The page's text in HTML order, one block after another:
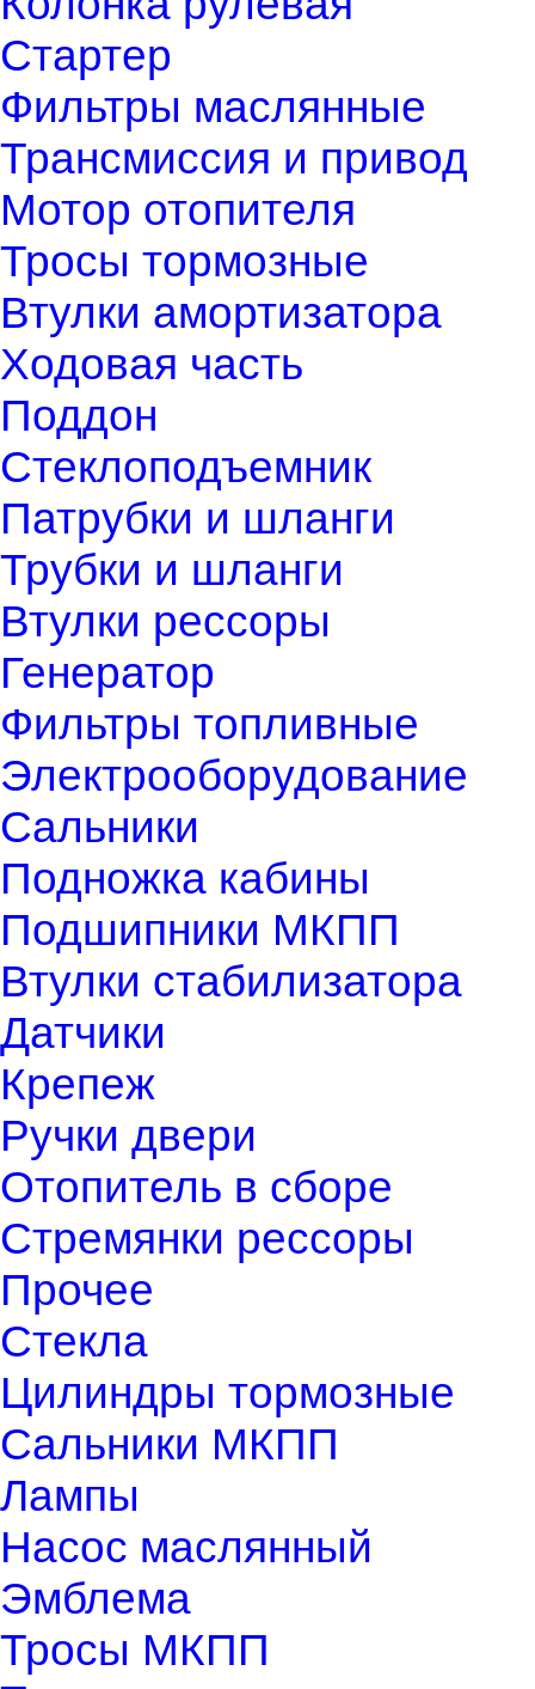
Стартер
Фильтры маслянные
Трансмиссия и привод
Мотор отопителя
Тросы тормозные
Втулки амортизатора
Ходовая часть
Поддон
Стеклоподъемник
Патрубки и шланги
Трубки и шланги
Втулки рессоры
Генератор
Фильтры топливные
Электрооборудование
Сальники
Подножка кабины
Подшипники МКПП
Втулки стабилизатора
Датчики
Крепеж
Ручки двери
Отопитель в сборе
Стремянки рессоры
Прочее
Стекла
Цилиндры тормозные
Сальники МКПП
Лампы
Насос маслянный
Эмблема
Тросы МКПП